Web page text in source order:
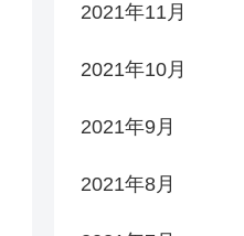
2021年11月
2021年10月
2021年9月
2021年8月